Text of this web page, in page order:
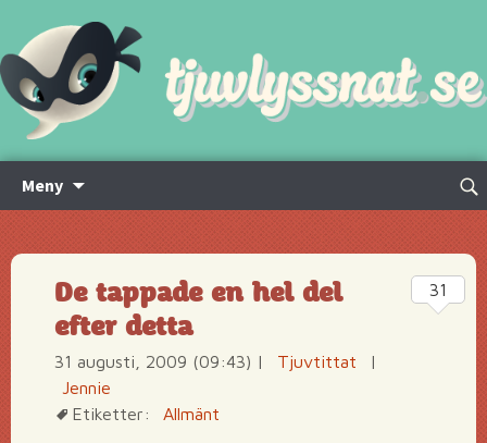
Meny
innehåll
Sök
De tappade en hel del
efter detta
31 augusti, 2009 (09:43) | Tjuvtittat
|
Jennie
Etiketter:
Allmänt
31